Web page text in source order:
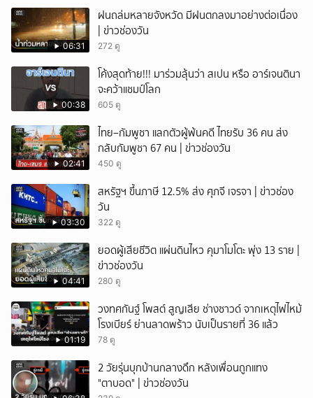
06:31
ฝนถล่มหลายจังหวัด มีฝนตกลงมาอย่างต่อเนื่อง
| ข่าวช่องวัน
272 ดู
00:38
โค้งสุดท้าย!!! มาร่วมลุ้นว่า สเปน หรือ อาร์เจนตินา
จะคว้าแชมป์โลก
605 ดู
02:41
ไทย–กัมพูชา แลกตัวผู้พ้นคดี ไทยรับ 36 คน ส่ง
กลับกัมพูชา 67 คน | ข่าวช่องวัน
450 ดู
03:30
สหรัฐฯ ขึ้นภาษี 12.5% ส่ง ศุภจี เจรจา | ข่าวช่อง
วัน
322 ดู
04:41
ยอดผู้เสียชีวิต แผ่นดินไหว คุมาโมโตะ พุ่ง 13 ราย |
ข่าวช่องวัน
280 ดู
01:19
วงทศกันฐ์ โพสต์ สูญเสีย ช่างซาวด์ จากเหตุไฟไหม้
โรงเบียร์ ย่านลาดพร้าว นับเป็นรายที่ 36 แล้ว
78 ดู
2 วัยรุ่นบุกบ้านกลางดึก หลังเพื่อนถูกแทง
"ตาบอด" | ข่าวช่องวัน